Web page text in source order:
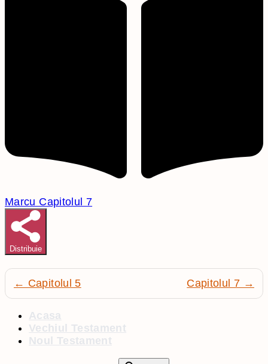
Marcu Capitolul 7
Distribuie
← Capitolul 5 Capitolul 7 →
Acasa
Vechiul Testament
Noul Testament